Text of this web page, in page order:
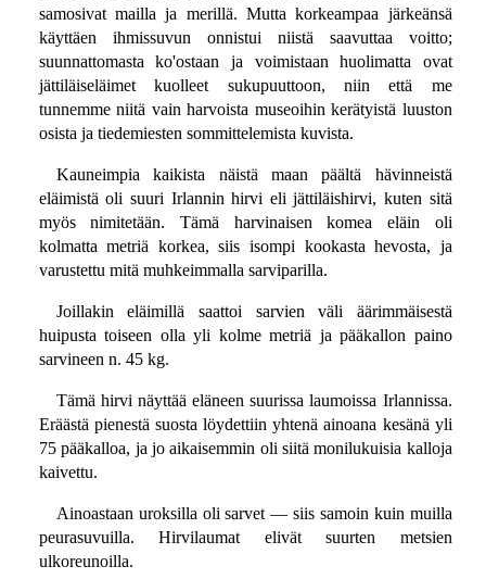
samosivat mailla ja merillä. Mutta korkeampaa järkeänsä
käyttäen ihmissuvun onnistui niistä saavuttaa voitto;
suunnattomasta ko'ostaan ja voimistaan huolimatta ovat
jättiläiseläimet kuolleet sukupuuttoon, niin että me
tunnemme niitä vain harvoista museoihin kerätyistä luuston
osista ja tiedemiesten sommittelemista kuvista.
Kauneimpia kaikista näistä maan päältä hävinneistä
eläimistä oli suuri Irlannin hirvi eli jättiläishirvi, kuten sitä
myös nimitetään. Tämä harvinaisen komea eläin oli
kolmatta metriä korkea, siis isompi kookasta hevosta, ja
varustettu mitä muhkeimmalla sarviparilla.
Joillakin eläimillä saattoi sarvien väli äärimmäisestä
huipusta toiseen olla yli kolme metriä ja pääkallon paino
sarvineen n. 45 kg.
Tämä hirvi näyttää eläneen suurissa laumoissa Irlannissa.
Eräästä pienestä suosta löydettiin yhtenä ainoana kesänä yli
75 pääkalloa, ja jo aikaisemmin oli siitä monilukuisia kalloja
kaivettu.
Ainoastaan uroksilla oli sarvet — siis samoin kuin muilla
peurasuvuilla. Hirvilaumat elivät suurten metsien
ulkoreunoilla.